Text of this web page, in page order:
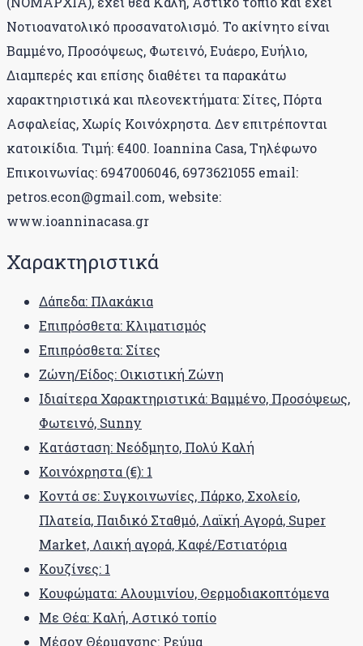
Νοτιοανατολικό προσανατολισμό. Το ακίνητο είναι
Βαμμένο, Προσόψεως, Φωτεινό, Ευάερο, Ευήλιο,
Διαμπερές και επίσης διαθέτει τα παρακάτω
χαρακτηριστικά και πλεονεκτήματα: Σίτες, Πόρτα
Ασφαλείας, Χωρίς Κοινόχρηστα. Δεν επιτρέπονται
κατοικίδια. Τιμή: €400. Ioannina Casa, Τηλέφωνο
Επικοινωνίας: 6947006046, 6973621055 email:
petros.econ@gmail.com, website:
www.ioanninacasa.gr
Χαρακτηριστικά
Δάπεδα: Πλακάκια
Επιπρόσθετα: Κλιματισμός
Επιπρόσθετα: Σίτες
Ζώνη/Είδος: Οικιστική Ζώνη
Ιδιαίτερα Χαρακτηριστικά: Βαμμένο, Προσόψεως,
Φωτεινό, Sunny
Κατάσταση: Νεόδμητο, Πολύ Καλή
Κοινόχρηστα (€): 1
Κοντά σε: Συγκοινωνίες, Πάρκο, Σχολείο,
Πλατεία, Παιδικό Σταθμό, Λαϊκή Αγορά, Super
Market, Λαική αγορά, Καφέ/Εστιατόρια
Κουζίνες: 1
Κουφώματα: Αλουμινίου, Θερμοδιακοπτόμενα
Με Θέα: Καλή, Αστικό τοπίο
Μέσον Θέρμανσης: Ρεύμα